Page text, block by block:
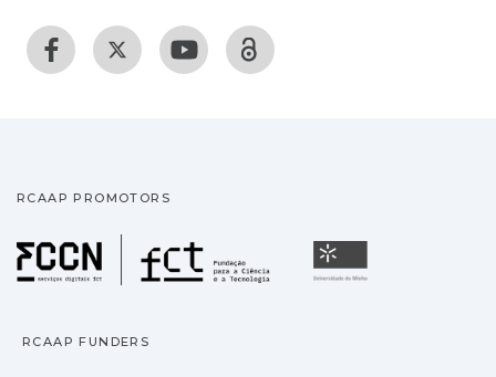
RCAAP PROMOTORS
Fundação para a
RCAAP FUNDERS